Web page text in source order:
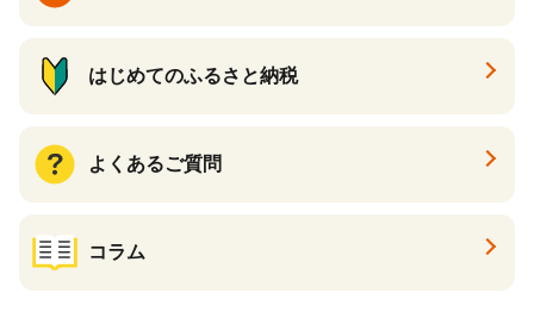
はじめてのふるさと納税
よくあるご質問
コラム